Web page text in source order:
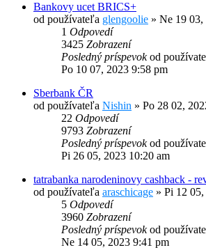
Bankovy ucet BRICS+
od používateľa glengoolie » Ne 19 03,
1 Odpovedí
3425 Zobrazení
Posledný príspevokod
Po 10 07, 2023 9:58 pm
Sberbank ČR
od používateľa Nishin » Po 28 02,
22 Odpovedí
9793 Zobrazení
Posledný príspevokod
Pi 26 05, 2023 10:20 am
tatrabanka narodeninovy cashback -
od používateľa araschicage » Pi 12
5 Odpovedí
3960 Zobrazení
Posledný príspevokod
Ne 14 05, 2023 9:41 pm